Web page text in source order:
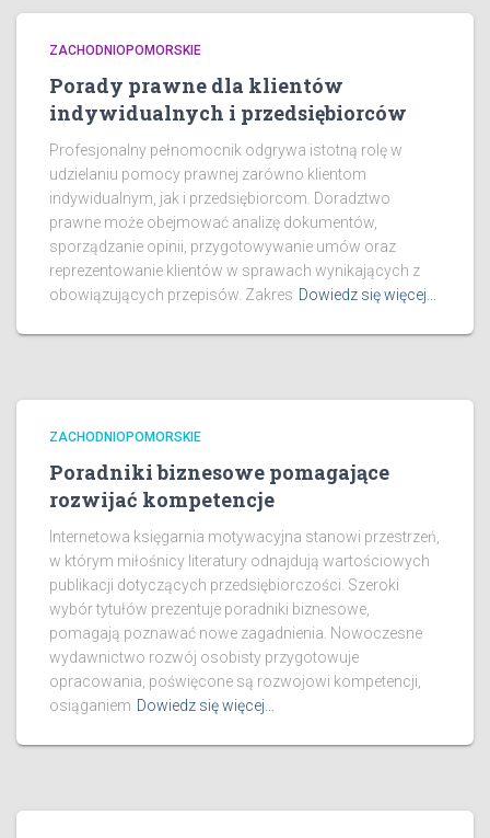
ZACHODNIOPOMORSKIE
Porady prawne dla klientów
indywidualnych i przedsiębiorców
Profesjonalny pełnomocnik odgrywa istotną rolę w
udzielaniu pomocy prawnej zarówno klientom
indywidualnym, jak i przedsiębiorcom. Doradztwo
prawne może obejmować analizę dokumentów,
sporządzanie opinii, przygotowywanie umów oraz
reprezentowanie klientów w sprawach wynikających z
obowiązujących przepisów. Zakres Dowiedz się więcej…
ZACHODNIOPOMORSKIE
Poradniki biznesowe pomagające
rozwijać kompetencje
Internetowa księgarnia motywacyjna stanowi przestrzeń,
w którym miłośnicy literatury odnajdują wartościowych
publikacji dotyczących przedsiębiorczości. Szeroki
wybór tytułów prezentuje poradniki biznesowe,
pomagają poznawać nowe zagadnienia. Nowoczesne
wydawnictwo rozwój osobisty przygotowuje
opracowania, poświęcone są rozwojowi kompetencji,
osiąganiem Dowiedz się więcej…